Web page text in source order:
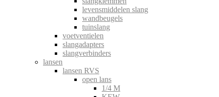
levensmiddelen slang
wandbeugels
tuinslang
voetventielen
slangadapters
slangverbinders
lansen
lansen RVS
open lans
1/4 M